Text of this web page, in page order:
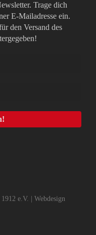
Trage dich
E-Mailadresse ein.
den Versand des
e.V. | Webdesign